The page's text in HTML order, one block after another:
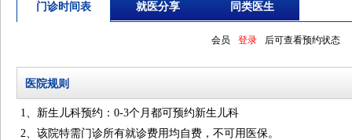
门诊时间表 就医分享 同类医生
会员 登录 后可查看预约状态
医院规则
1、新生儿科预约：0-3个月都可预约新生儿科
2、该院特需门诊所有就诊费用均自费，不可用医保。